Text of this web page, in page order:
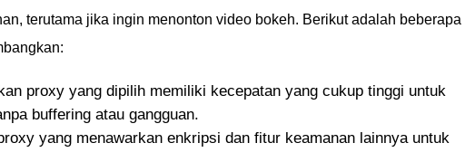
terutama jika ingin menonton video bokeh. Berikut adalah beberapa
proxy yang dipilih memiliki kecepatan yang cukup tinggi untuk
buffering atau gangguan.
yang menawarkan enkripsi dan fitur keamanan lainnya untuk